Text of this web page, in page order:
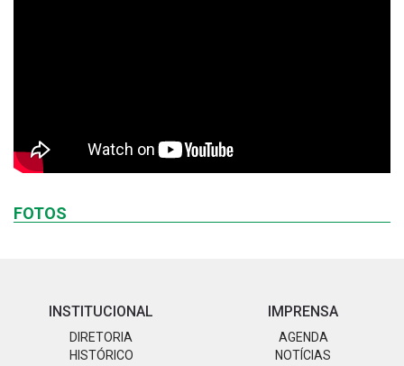
FOTOS
INSTITUCIONAL
DIRETORIA
HISTÓRICO
IMPRENSA
AGENDA
NOTÍCIAS